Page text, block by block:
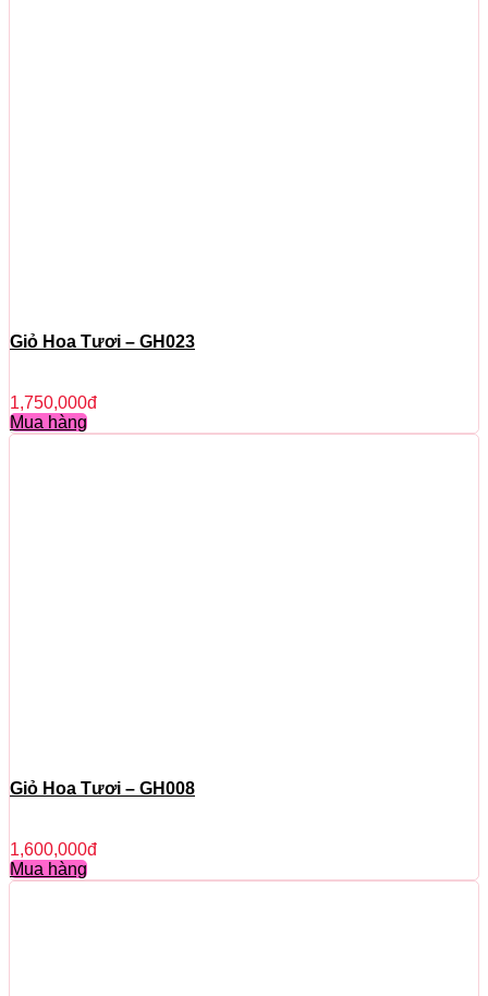
Giỏ Hoa Tươi – GH023
1,750,000đ
Mua hàng
Giỏ Hoa Tươi – GH008
1,600,000đ
Mua hàng